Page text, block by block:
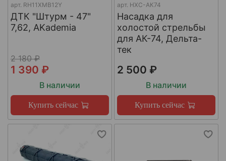
арт. RH11XMB12Y
ДТК "Штурм - 47"
7,62, AKademia
2 180 ₽
1 390 ₽
В наличии
Купить сейчас
арт. НХС-АК74
Насадка для
холостой стрельбы
для АК-74, Дельта-
тек
2 500 ₽
В наличии
Купить сейчас